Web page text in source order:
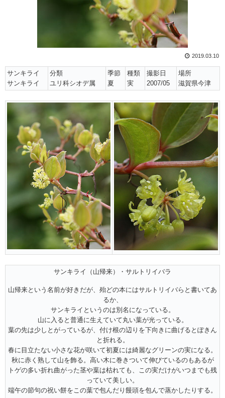
2019.03.10
サンキライ
サンキライ
分類
ユリ科シオデ属
季節
夏
種類
実
撮影日
2007/05
場所
滋賀県今津
サンキライ（山帰来）・サルトリイバラ
山帰来という名前が好きだが、殆どの本にはサルトリイバらと書いてあ
るか、
サンキライというのは別名になっている。
山に入ると普通に生えていて丸い葉が光っている。
葉の先は少しとがっているが、付け根の辺りを下向きに曲げるとぽきん
と折れる。
春に目立たない小さな花が咲いて初夏には綺麗なグリーンの実になる。
秋に赤く熟して山を飾る。高い木に巻きついて伸びているのもあるが
トゲの多い折れ曲がった茎や葉は枯れても、この実だけがいつまでも残
っていて美しい。
端午の節句の祝い餅をこの葉で包んだり饅頭を包んで蒸かしたりする。